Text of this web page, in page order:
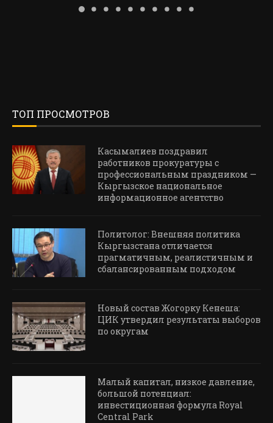
ТОП ПРОСМОТРОВ
Касымалиев поздравил
работников прокуратуры с
профессиональным праздником —
Кыргызское национальное
информационное агентство
Политолог: Внешняя политика
Кыргызстана отличается
прагматичным, реалистичным и
сбалансированным подходом
Новый состав Жогорку Кенеша:
ЦИК утвердил результаты выборов
по округам
Малый капитал, низкое давление,
большой потенциал:
инвестиционная формула Royal
Central Park